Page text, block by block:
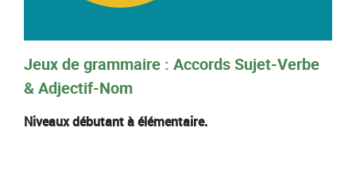
Jeux de grammaire : Accords Sujet-Verbe
& Adjectif-Nom
Niveaux débutant à élémentaire.